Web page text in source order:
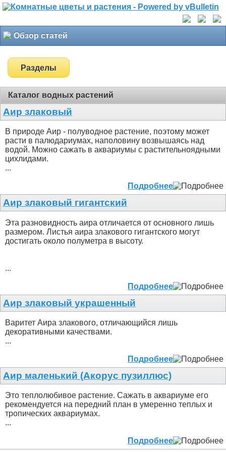
Обзор статей
Разделы
Каталог водных растений
Аир злаковый
В природе Аир - полуводное растение, поэтому может
расти в палюдариумах, наполовину возвышаясь над
водой. Можно сажать в аквариумы с растительноядными
цихлидами.
...
Подробнее
Аир злаковый гигантский
Эта разновидность аира отличается от основного лишь
размером. Листья аира злакового гигантского могут
достигать около полуметра в высоту.
...
Подробнее
Аир злаковый украшенный
Варитет Аира злакового, отличающийся лишь
декоративными качествами.
...
Подробнее
Аир маленький (Акорус пузиллюс)
Это теплолюбивое растение. Сажать в аквариуме его
рекомендуется на передний план в умеренно теплых и
тропических аквариумах.
...
Подробнее